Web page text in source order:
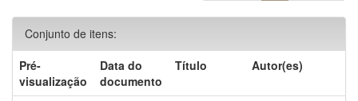
Conjunto de itens:
Pré-
visualização
Data do
documento
Título Autor(es)